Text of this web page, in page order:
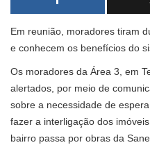
Em reunião, moradores tiram
e conhecem os benefícios do
Os moradores da Área 3, em
alertados, por meio de
sobre a necessidade de
fazer a interligação dos
bairro passa por obras da